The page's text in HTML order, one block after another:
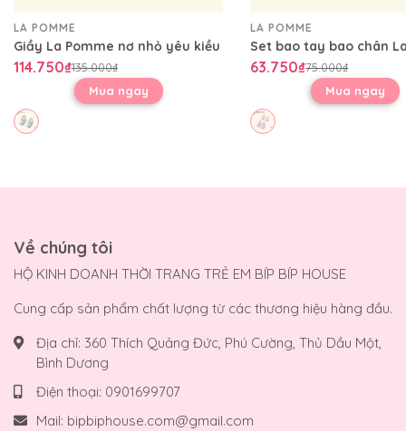
LA POMME
Giầy La Pomme nơ nhỏ yêu kiều
114.750₫135.000₫
Mua ngay
LA POMME
63.750₫75.000₫
Mua ngay
Về chúng tôi
HỘ KINH DOANH THỜI TRANG TRẺ EM BÍP BÍP HOUSE
Cung cấp sản phẩm chất lượng từ các thương hiệu hàng đầu.
Địa chỉ: 360 Thích Quảng Đức, Phú Cường, Thủ Dầu Một,
Bình Dương
Điện thoại: 0901699707
Mail: bipbiphouse.com@gmail.com